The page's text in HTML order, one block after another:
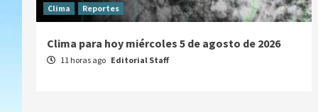
Clima Reportes
Clima para hoy miércoles 5 de agosto de 2026
11 horas ago Editorial Staff